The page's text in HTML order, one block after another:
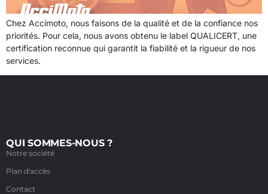
Chez Accimoto, nous faisons de la qualité et de la confiance nos
priorités. Pour cela, nous avons obtenu le label QUALICERT, une
certification reconnue qui garantit la fiabilité et la rigueur de nos
services.
QUI SOMMES-NOUS ?
Notre société
Plan d'accès
Contact